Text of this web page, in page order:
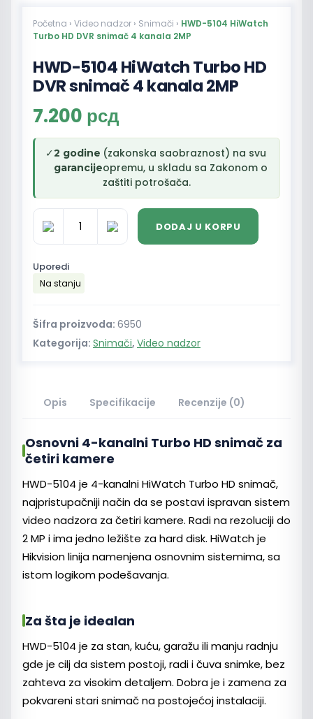
Početna › Video nadzor › Snimači › HWD-5104 HiWatch
Turbo HD DVR snimač 4 kanala 2MP
HWD-5104 HiWatch Turbo HD
DVR snimač 4 kanala 2MP
7.200 рсд
✓2 godine
garancije
(zakonska saobraznost) na svu
opremu, u skladu sa Zakonom o
zaštiti potrošača.
HWD-
5104
HiWatch
HD
snimač
kanala
DODAJ U KORPU
Uporedi
Na stanju
Šifra proizvoda: 6950
Kategorija: Snimači, Video nadzor
Opis Specifikacije Recenzije (0)
Osnovni 4-kanalni Turbo HD snimač za
četiri kamere
HWD-5104 je 4-kanalni HiWatch Turbo HD snimač,
najpristupačniji način da se postavi ispravan sistem
video nadzora za četiri kamere. Radi na rezoluciji do
2 MP i ima jedno ležište za hard disk. HiWatch je
Hikvision linija namenjena osnovnim sistemima, sa
istom logikom podešavanja.
Za šta je idealan
HWD-5104 je za stan, kuću, garažu ili manju radnju
gde je cilj da sistem postoji, radi i čuva snimke, bez
zahteva za visokim detaljem. Dobra je i zamena za
pokvareni stari snimač na postojećoj instalaciji.